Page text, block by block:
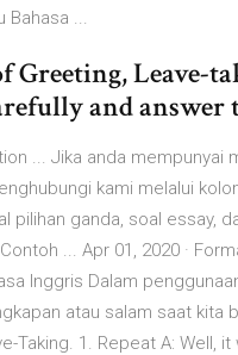
Bahasa ...
Greeting, Leave-
and answer
... Jika anda mempunyai
kami melalui
pilihan ganda, soal essay,
... Apr 01, 2020 ·
Inggris Dalam
atau salam saat kita
Taking. 1. Repeat A: Well,